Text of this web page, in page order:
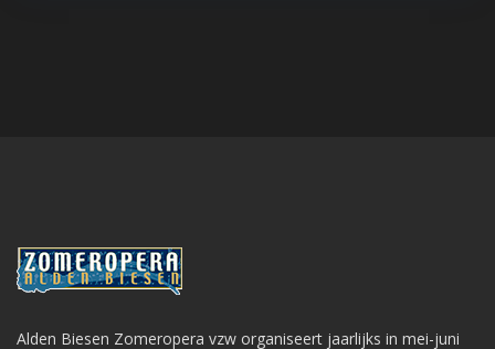
Alden Biesen Zomeropera vzw organiseert jaarlijks in mei-juni